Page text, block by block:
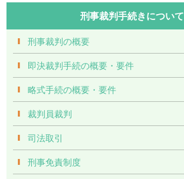
刑事裁判手続きについて
刑事裁判の概要
即決裁判手続の概要・要件
略式手続の概要・要件
裁判員裁判
司法取引
刑事免責制度